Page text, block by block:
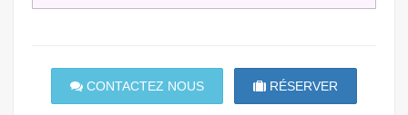
CONTACTEZ NOUS RÉSERVER